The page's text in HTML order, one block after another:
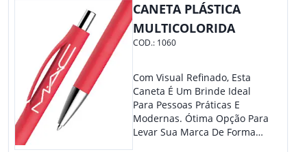
CANETA PLÁSTICA
MULTICOLORIDA
COD.: 1060
Com Visual Refinado, Esta
Caneta É Um Brinde Ideal
Para Pessoas Práticas E
Modernas. Ótima Opção Para
Levar Sua Marca De Forma